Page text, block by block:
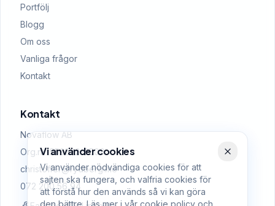
Portfölj
Blogg
Om oss
Vanliga frågor
Kontakt
Kontakt
Novaflow AB
Org.nr: 559522-0509
christoffer@rydberg.me
072 200 56 94
Vi använder cookies
Vi använder nödvändiga cookies för att
sajten ska fungera, och valfria cookies för
att förstå hur den används så vi kan göra
den bättre. Läs mer i vår cookie policy och